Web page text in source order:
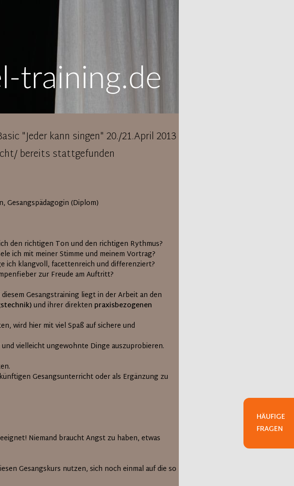
"Jeder kann singen" 20./21.April 2013
bereits stattgefunden
Gesangspädagogin (Diplom)
den richtigen Ton und den richtigen Rythmus?
ich mit meiner Stimme und meinem Vortrag?
ich klangvoll, facettenreich und differenziert?
zur Freude am Auftritt?
Gesangstraining liegt in der Arbeit an den
und ihrer direkten praxisbezogenen
wird hier mit viel Spaß auf sichere und
vielleicht ungewohnte Dinge auszuprobieren.
Gesangsunterricht oder als Ergänzung zu
Niemand braucht Angst zu haben, etwas
Gesangskurs nutzen, sich noch einmal auf die so
HÄUFIGE
FRAGEN